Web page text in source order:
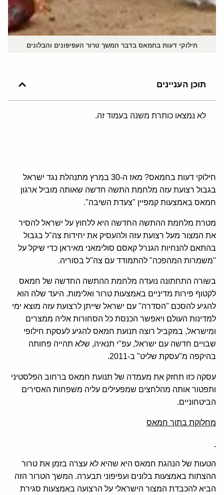
חילוקי דעות בחמאס בדבר המשך טרור העפיפונים והבלונים
תוכן העניינים
לא נמצאו כותרת משנה בעמוד זה.
חילוקי דעות בחמאס? מאז ה-30 במרץ מתנהלת נגד ישראל
בגבול רצועת עזה מלחמת התשה חדשה שאותה מוביל ארגון
חמאס באמצעות קמפיין "צעדת השיבה".
מטרת מלחמת ההתשה החדשה היא ללחוץ על ישראל להסיר
את המצור מעל רצועת עזה ולהעסיק את יחידות צה"ל בגבול
בהתאם להנחיות הגנרל קאסם סולימאני מאיראן כדי שיקל על
"משמרות המהפכה" להתמודד עם צה"ל בסוריה.
בשורה התחתונה נועדה מלחמת ההתשה החדשה של חמאס
לקטוף פירות מדיניים באמצעות טרור ואלימות. היעד שלה הוא
להגיע להסכם "הסדרה" עם ישראל שייתן לרצועת עזה מוצא ימי
למדינות העולם ויאפשר הכנסת כל הסחורות אליה ממצרים
ומישראל, במקביל רוצה תנועת חמאס להגיע לעסקת חילופי
שבויים חדשה עם ישראל, עפ"י תנאיה, שלא תהייה פחותה
בהיקפה מ"עסקת שליט" ב-2011.
עסקה כזו תחזק את מעמדה של תנועת חמאס ברחוב הפלסטיני
ותפטור אותה מהלחצים שמפעילים עליה משפחות האסירים
הביטחוניים.
מחלוקת בתוך חמאס
הטעות של הנהגת חמאס היא שהיא לא עצרה בזמן את טרור
ההצתות באמצעות בלונים ועפיפוני תבערה. המשך הטרור הזה
הביא להכבדת המצור הישראלי על הרצועה באמצעות סגירת